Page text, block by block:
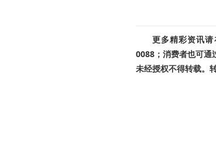
更多精彩资讯
0088；消费者也可通
未经授权不得转载。